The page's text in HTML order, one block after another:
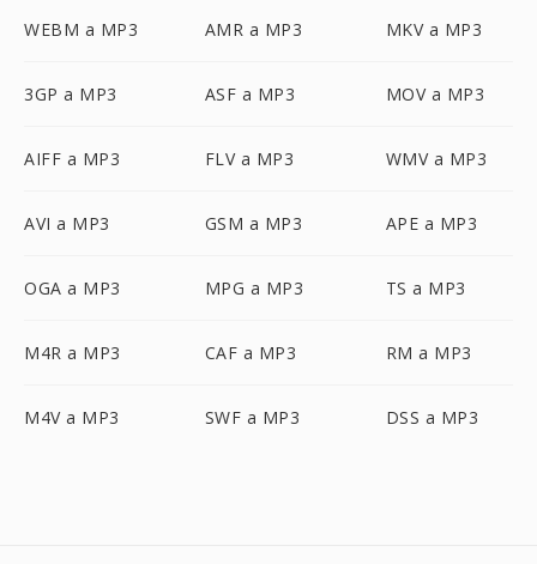
WEBM a MP3 AMR a MP3 MKV a MP3
3GP a MP3 ASF a MP3 MOV a MP3
AIFF a MP3 FLV a MP3 WMV a MP3
AVI a MP3 GSM a MP3 APE a MP3
OGA a MP3 MPG a MP3 TS a MP3
M4R a MP3 CAF a MP3 RM a MP3
M4V a MP3 SWF a MP3 DSS a MP3